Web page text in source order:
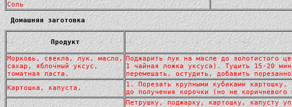
Соль
Домашняя заготовка
Продукт
Морковь, свекла, лук, масло,
сахар, яблочный уксус,
томатная паста.
Поджарить лук на масле до золотистого
1 чайная ложка уксуса). Тушить 15-20
перемешать, остудить, добавить
Картошка, капуста.
1. Порезать крупными кубиками
до получения корочки (но не
Петрушку, поджарку, картошку, капусту